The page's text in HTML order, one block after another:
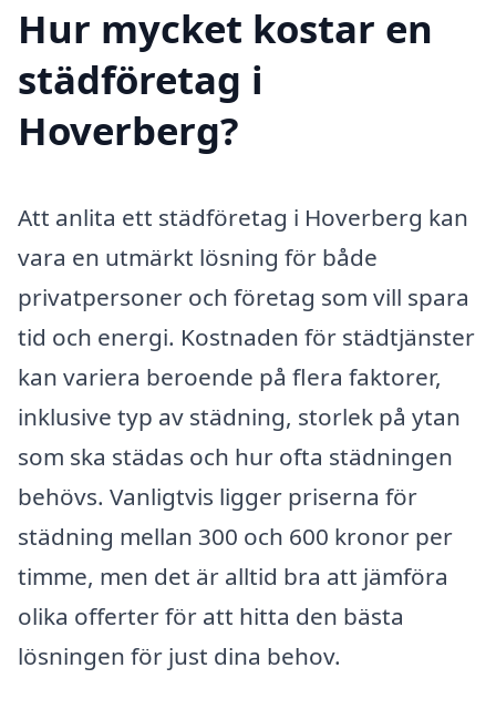
Hur mycket kostar en
städföretag i
Hoverberg?
Att anlita ett städföretag i Hoverberg kan
vara en utmärkt lösning för både
privatpersoner och företag som vill spara
tid och energi. Kostnaden för städtjänster
kan variera beroende på flera faktorer,
inklusive typ av städning, storlek på ytan
som ska städas och hur ofta städningen
behövs. Vanligtvis ligger priserna för
städning mellan 300 och 600 kronor per
timme, men det är alltid bra att jämföra
olika offerter för att hitta den bästa
lösningen för just dina behov.